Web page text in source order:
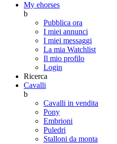
My ehorses
b
Pubblica ora
I miei annunci
I miei messaggi
La mia Watchlist
Il mio profilo
Login
Ricerca
Cavalli
b
Cavalli in vendita
Pony
Embrioni
Puledri
Stalloni da monta